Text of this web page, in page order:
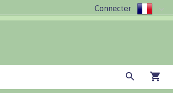
Connecter